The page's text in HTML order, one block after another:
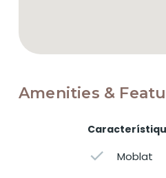
- Construïda el
- Orientació
- A només 8
Amenities &
Moblat